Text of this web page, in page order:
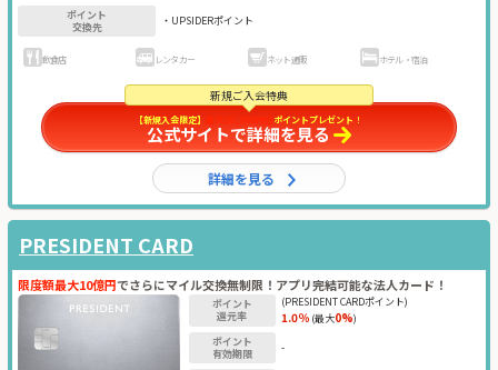
ポイント
交換先
・UPSIDERポイント
飲食店 レンタカー ネット通販 ホテル・宿泊
【新規入会限定】 ポイントプレゼント ！
新規ご入会特典
公式サイトで詳細を見る
詳細を見る
PRESIDENT CARD
限度額最大10億円でさらにマイル交換無制限！アプリ完結可能な法人カード！
ポイント
還元率
(PRESIDENT CARDポイント)
1.0％(最大0%)
ポイント
有効期限
-